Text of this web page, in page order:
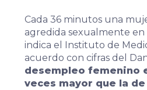
Cada 36 minutos una
agredida sexualmente en
indica el Instituto de
acuerdo con cifras del
desempleo femenino
veces mayor que la